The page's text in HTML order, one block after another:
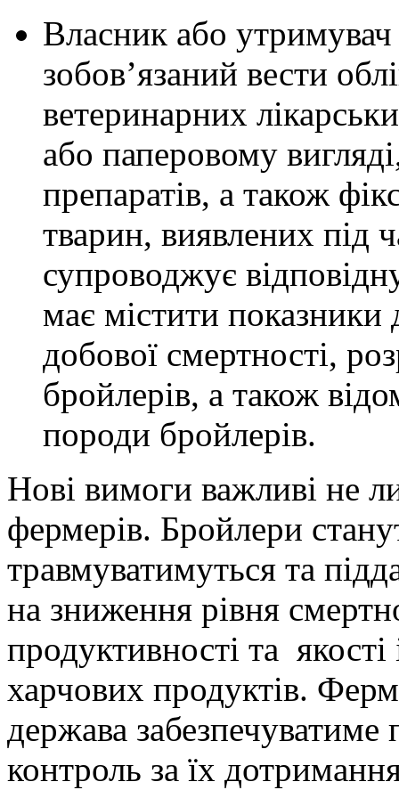
Власник або утримувач
зобов’язаний вести
ветеринарних
або паперовому
препаратів, а також
тварин, виявлених під
супроводжує
має містити показники
добової смертності,
бройлерів, а також
породи бройлерів.
Нові вимоги важливі не
фермерів. Бройлери
травмуватимуться та
на зниження рівня
продуктивності та
харчових продуктів.
держава забезпечуватиме
контроль за їх